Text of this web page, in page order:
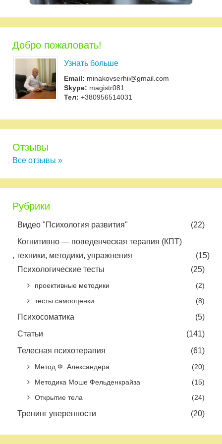
Добро пожаловать!
Узнать больше
Email: minakovserhii@gmail.com
Skype: magistr081
Тел: +380956514031
Отзывы
Все отзывы »
Рубрики
Видео "Психология развития"
(22)
Когнитивно — поведенческая терапия (КПТ)
, техники, методики, упражнения
(15)
Психологические тесты
(25)
проективные методики
(2)
тесты самооценки
(8)
Психосоматика
(5)
Статьи
(141)
Телесная психотерапия
(61)
Метод Ф. Александера
(20)
Методика Моше Фельденкрайза
(15)
Открытие тела
(24)
Тренинг уверенности (20)